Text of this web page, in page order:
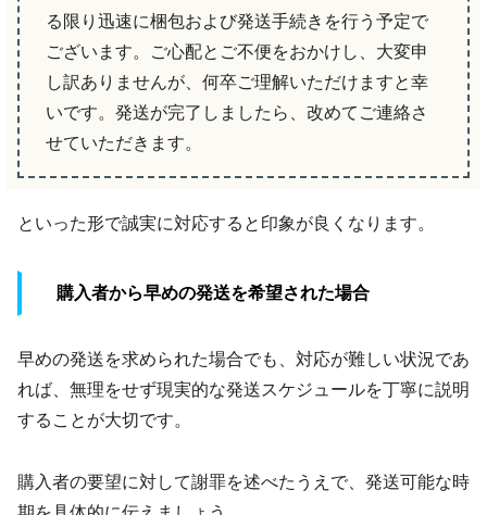
る限り迅速に梱包および発送手続きを行う予定で
ございます。ご心配とご不便をおかけし、大変申
し訳ありませんが、何卒ご理解いただけますと幸
いです。発送が完了しましたら、改めてご連絡さ
せていただきます。
といった形で誠実に対応すると印象が良くなります。
購入者から早めの発送を希望された場合
早めの発送を求められた場合でも、対応が難しい状況であ
れば、無理をせず現実的な発送スケジュールを丁寧に説明
することが大切です。
購入者の要望に対して謝罪を述べたうえで、発送可能な時